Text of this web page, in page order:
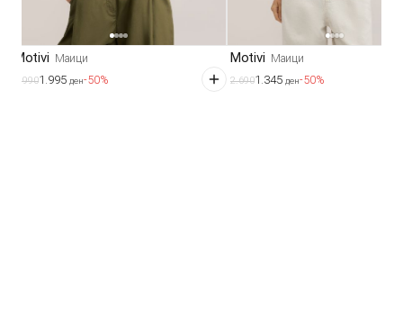
Motivi Маици
3.9901.995 ден-50%
Motivi Маици
2.6901.345 ден-50%